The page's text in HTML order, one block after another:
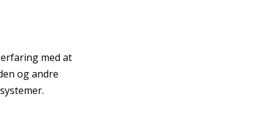
med at
og andre